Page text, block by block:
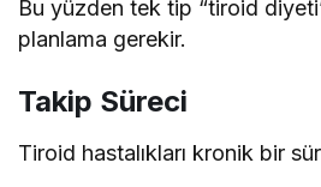
Bu yüzden tek tip “tiroid
planlama gerekir.
Takip Süreci
Tiroid hastalıkları kronik bir